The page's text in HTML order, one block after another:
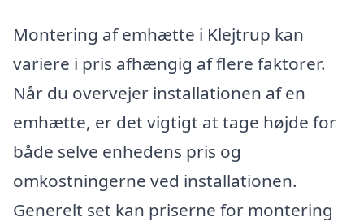
Montering af emhætte i Klejtrup kan
variere i pris afhængig af flere faktorer.
Når du overvejer installationen af en
emhætte, er det vigtigt at tage højde for
både selve enhedens pris og
omkostningerne ved installationen.
Generelt set kan priserne for montering